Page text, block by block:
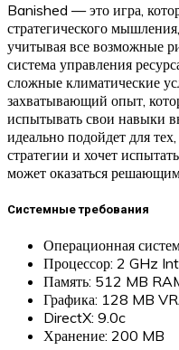
Banished — это игра,
стратегического
учитывая все возможные
система управления
сложные климатические
захватывающий опыт,
испытывать свои навыки
идеально подойдет для
стратегии и хочет
может оказаться
Системные требования
Операционная
Процессор: 2 GHz
Память: 512 MB
Графика: 128 MB
DirectX: 9.0c
Хранение: 200 MB